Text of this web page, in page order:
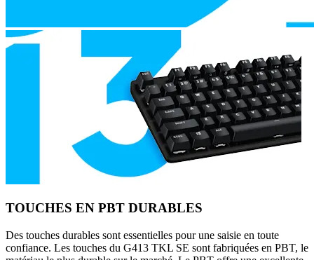
TOUCHES EN PBT DURABLES
Des touches durables sont essentielles pour une saisie en toute
confiance. Les touches du G413 TKL SE sont fabriquées en PBT, le